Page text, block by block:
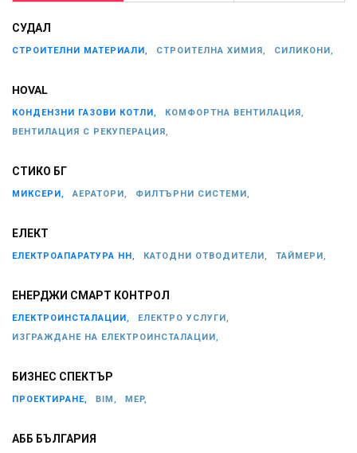
СУДАЛ
СТРОИТЕЛНИ МАТЕРИАЛИ, СТРОИТЕЛНА ХИМИЯ, СИЛИКОНИ,
HOVAL
КОНДЕНЗНИ ГАЗОВИ КОТЛИ,
КОМФОРТНА ВЕНТИЛАЦИЯ,
ВЕНТИЛАЦИЯ С РЕКУПЕРАЦИЯ,
СТИКО БГ
МИКСЕРИ, АЕРАТОРИ, ФИЛТЪРНИ СИСТЕМИ,
ЕЛЕКТ
ЕЛЕКТРОАПАРАТУРА НН, КАТОДНИ ОТВОДИТЕЛИ, ТАЙМЕРИ,
ЕНЕРДЖИ СМАРТ КОНТРОЛ
ЕЛЕКТРОИНСТАЛАЦИИ,
ЕЛЕКТРО УСЛУГИ,
ИЗГРАЖДАНЕ НА ЕЛЕКТРОИНСТАЛАЦИИ,
БИЗНЕС СПЕКТЪР
ПРОЕКТИРАНЕ, BIM, MEP,
АББ БЪЛГАРИЯ